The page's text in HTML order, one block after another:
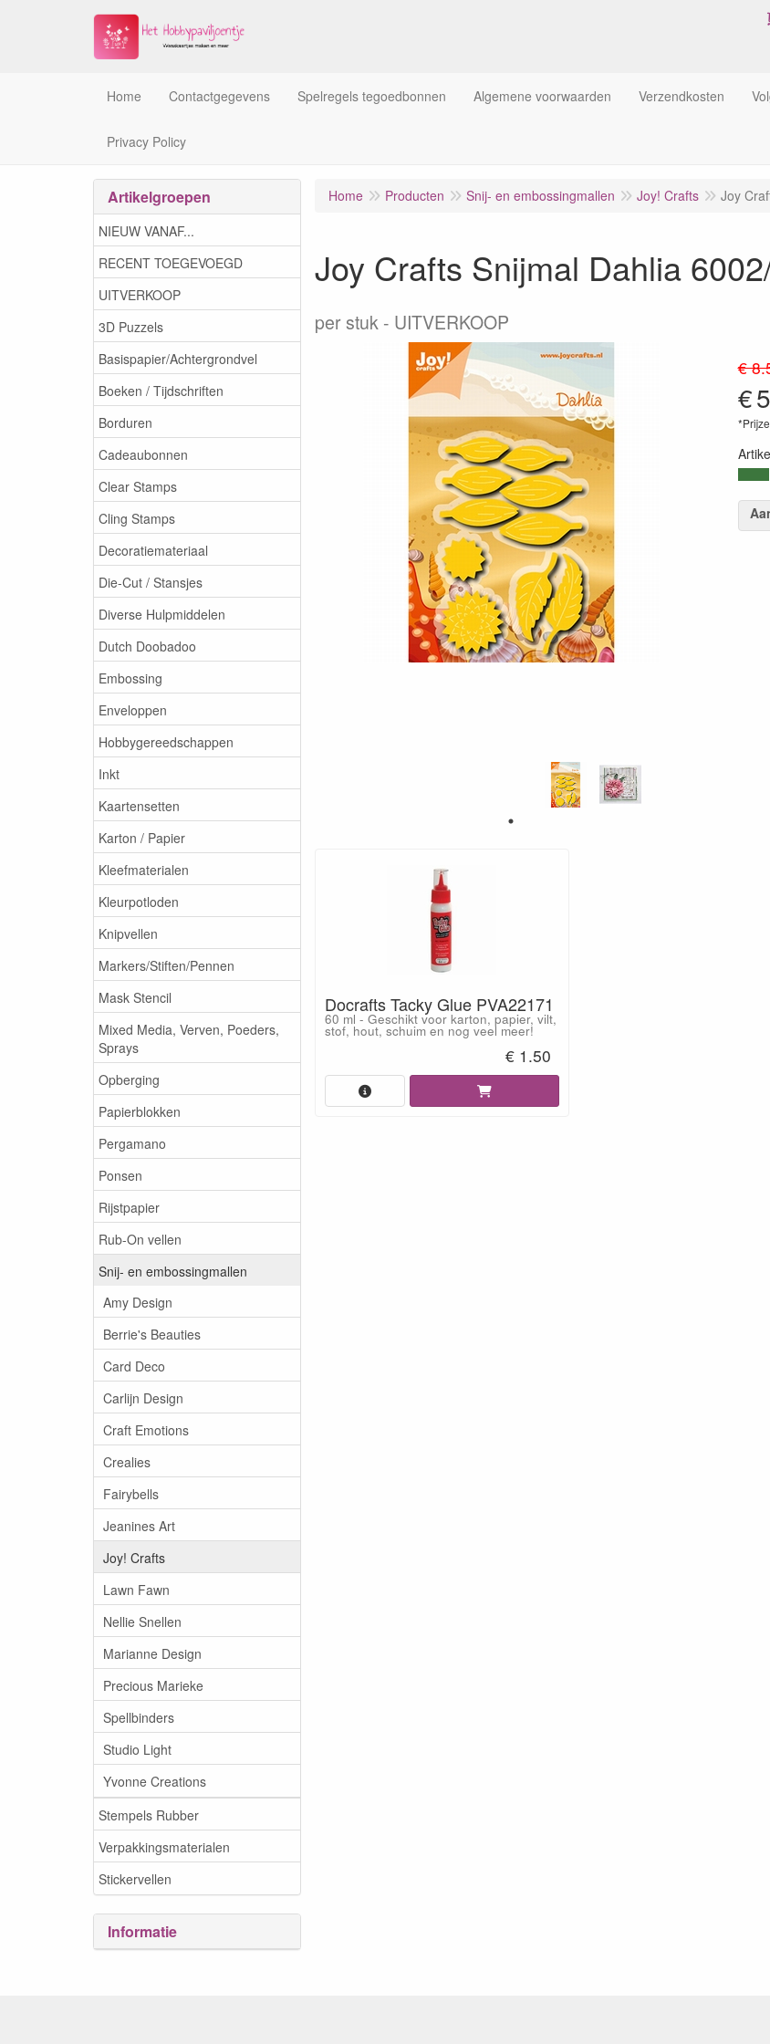
Home Contactgegevens Spelregels tegoedbonnen Algemene voorwaarden Verzendkosten
Privacy Policy
Artikelgroepen
NIEUW VANAF...
RECENT TOEGEVOEGD
UITVERKOOP
3D Puzzels
Basispapier/Achtergrondvel
Boeken / Tijdschriften
Borduren
Cadeaubonnen
Clear Stamps
Cling Stamps
Decoratiemateriaal
Die-Cut / Stansjes
Diverse Hulpmiddelen
Dutch Doobadoo
Embossing
Enveloppen
Hobbygereedschappen
Inkt
Kaartensetten
Karton / Papier
Kleefmaterialen
Kleurpotloden
Knipvellen
Markers/Stiften/Pennen
Mask Stencil
Mixed Media, Verven, Poeders,
Sprays
Opberging
Papierblokken
Pergamano
Ponsen
Rijstpapier
Rub-On vellen
Snij- en embossingmallen
Amy Design
Berrie's Beauties
Card Deco
Carlijn Design
Craft Emotions
Crealies
Fairybells
Jeanines Art
Joy! Crafts
Lawn Fawn
Nellie Snellen
Marianne Design
Precious Marieke
Spellbinders
Studio Light
Yvonne Creations
Stempels Rubber
Verpakkingsmaterialen
Stickervellen
Informatie
Home Producten Snij- en embossingmallen Joy! Crafts Joy
Joy Crafts Snijmal Dahlia
per stuk UITVERKOOP
€
€
Docrafts Tacky Glue PVA22171
60 ml - Geschikt voor karton, papier, vilt,
stof, hout, schuim en nog veel meer!
€ 1.50